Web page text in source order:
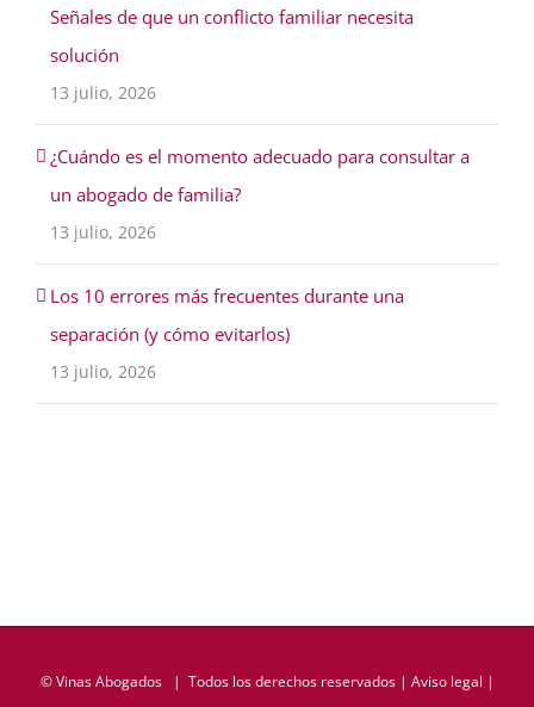
Señales de que un conflicto familiar necesita
solución
13 julio, 2026
¿Cuándo es el momento adecuado para consultar a
un abogado de familia?
13 julio, 2026
Los 10 errores más frecuentes durante una
separación (y cómo evitarlos)
13 julio, 2026
©Vinas Abogados| Todos los derechos reservados | Aviso legal |